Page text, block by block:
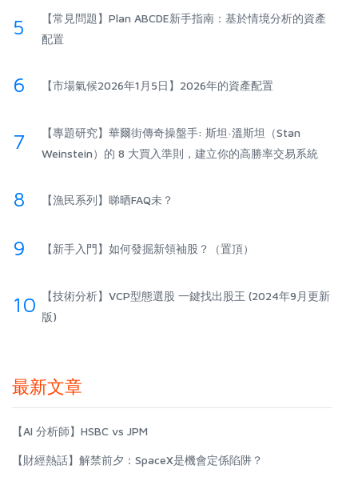
5
【常見問題】Plan ABCDE新手指南：基於情境分析的資產
配置
6 【市場氣候2026年1月5日】2026年的資產配置
7
【專題研究】華爾街傳奇操盤手: 斯坦·溫斯坦（Stan
Weinstein）的 8 大買入準則，建立你的高勝率交易系統
8 【漁民系列】睇晒FAQ未？
9 【新手入門】如何發掘新領袖股？（置頂）
10
【技術分析】VCP型態選股 一鍵找出股王 (2024年9月更新
版)
最新文章
【AI 分析師】HSBC vs JPM
【財經熱話】解禁前夕：SpaceX是機會定係陷阱？